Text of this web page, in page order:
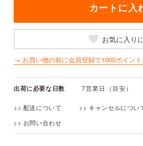
カートに入
→ お買い物の前に会員登録で1000ポイント
出荷に必要な日数 7営業日（目安）
>> 配送について >> キャンセルについ
>> お問い合わせ